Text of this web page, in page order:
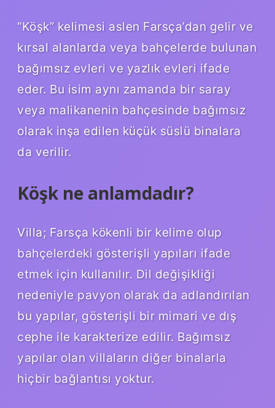
“Köşk” kelimesi aslen Farsça’dan gelir ve
kırsal alanlarda veya bahçelerde bulunan
bağımsız evleri ve yazlık evleri ifade
eder. Bu isim aynı zamanda bir saray
veya malikanenin bahçesinde bağımsız
olarak inşa edilen küçük süslü binalara
da verilir.
Köşk ne anlamdadır?
Villa; Farsça kökenli bir kelime olup
bahçelerdeki gösterişli yapıları ifade
etmek için kullanılır. Dil değişikliği
nedeniyle pavyon olarak da adlandırılan
bu yapılar, gösterişli bir mimari ve dış
cephe ile karakterize edilir. Bağımsız
yapılar olan villaların diğer binalarla
hiçbir bağlantısı yoktur.